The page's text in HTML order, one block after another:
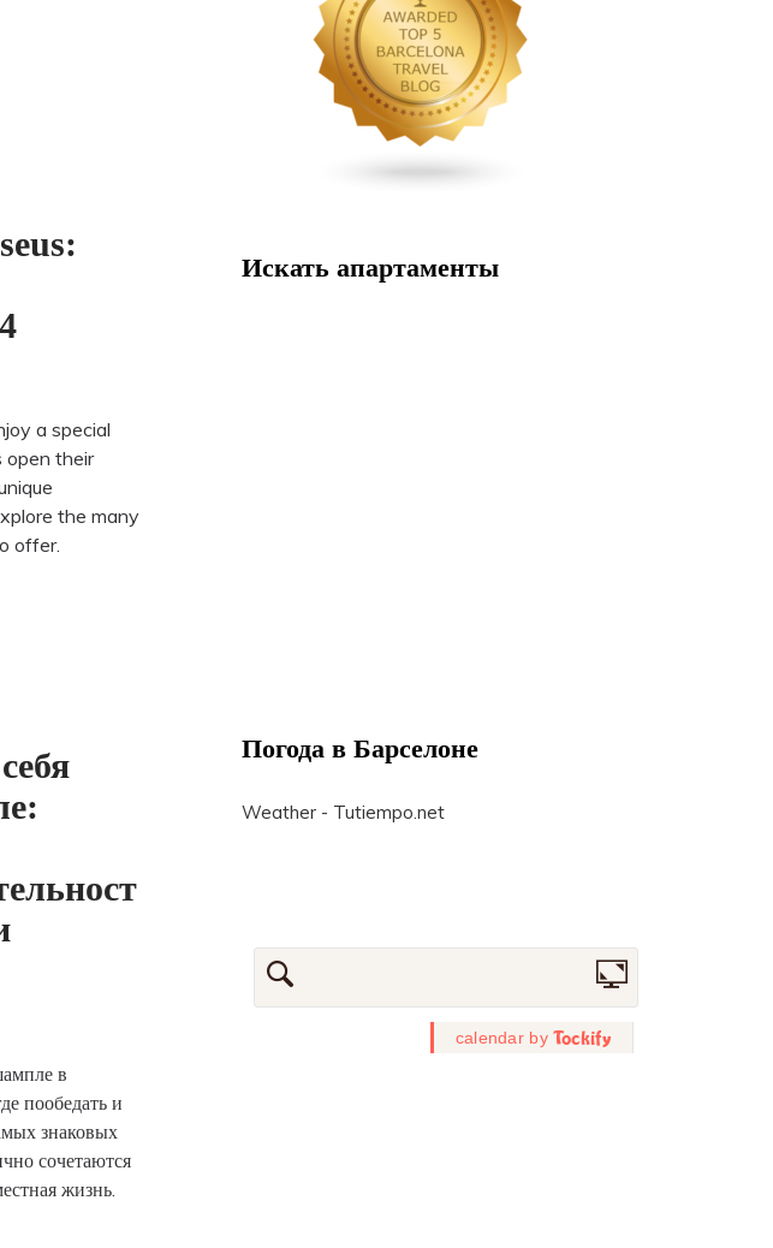
a special
open their
the many
offer.
в
пообедать и
знаковых
сочетаются
жизнь.
Искать апартаменты
Погода в Барселоне
Weather - Tutiempo.net